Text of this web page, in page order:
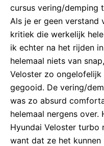
cursus vering/demping
Als je er geen verstand
kritiek die werkelijk
ik echter na het rijden
helemaal niets van
Veloster zo
gegooid. De vering/
was zo absurd
helemaal nergens
Hyundai Veloster turbo
want dat ze het